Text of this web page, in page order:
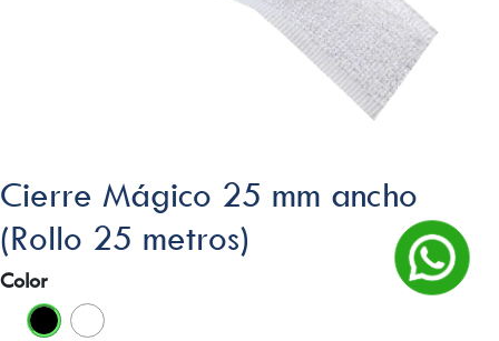
Cierre Mágico 25 mm ancho
(Rollo 25 metros)
Color